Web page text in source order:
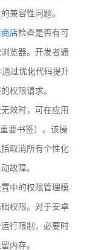
兼容性问题。
店检查是否有可
览器。开发者通
过优化代码提升
权限请求。
效时，可在应用
要书签）。该操
取消所有个性化
故障。
中的权限管理模
权限。对于安卓
行限制，必要时
内存。